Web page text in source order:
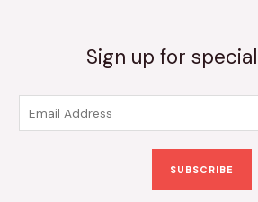
Sign up for
m
SUBSCRIBE